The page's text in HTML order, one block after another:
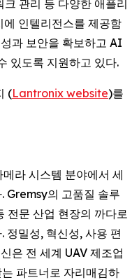
관리 등 다양한 애플리
인텔리전스를 제공함
과 보안을 확보하고 AI
있도록 지원하고 있다.
(Lantronix website)를
라 시스템 분야에서 세
Gremsy의 고품질 솔루
전문 산업 현장의 까다로
정밀성, 혁신성, 사용 편
은 전 세계 UAV 제조업
파트너로 자리매김하